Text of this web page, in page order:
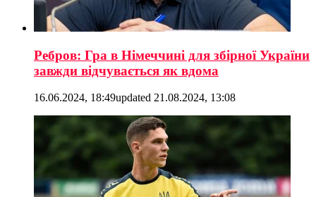
Ребров: Гра в Німеччині для збірної України
завжди відчувається як вдома
16.06.2024, 18:49updated 21.08.2024, 13:08